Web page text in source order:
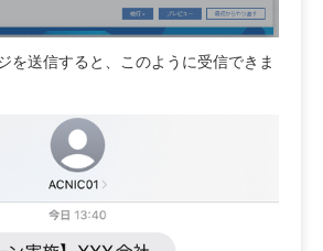
を送信すると、このように受信できま